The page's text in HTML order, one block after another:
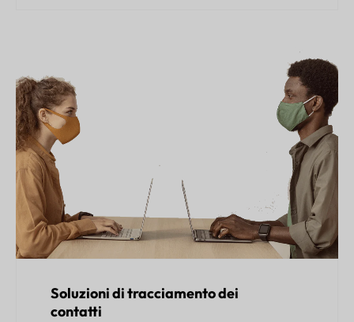
Soluzioni di tracciamento dei
contatti